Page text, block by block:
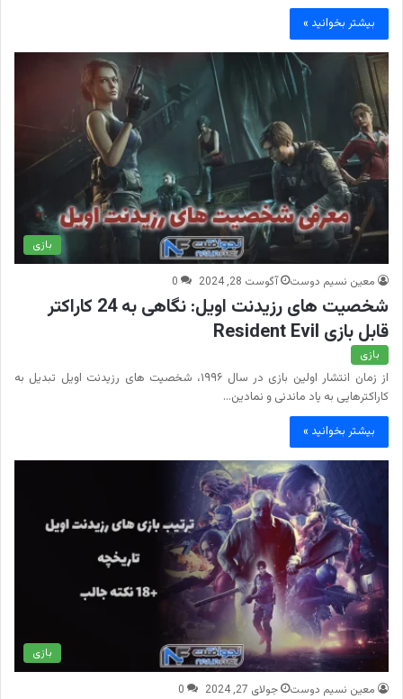
بیشتر بخوانید »
بازی
معین نسیم دوست آگوست 28, 2024 0
شخصیت های رزیدنت اویل: نگاهی به 24 کاراکتر
قابل بازی Resident Evil
بازی
از زمان انتشار اولین بازی در سال ۱۹۹۶، شخصیت های رزیدنت اویل تبدیل به
کاراکترهایی به یاد ماندنی و نمادین…
بیشتر بخوانید »
بازی
معین نسیم دوست جولای 27, 2024 0